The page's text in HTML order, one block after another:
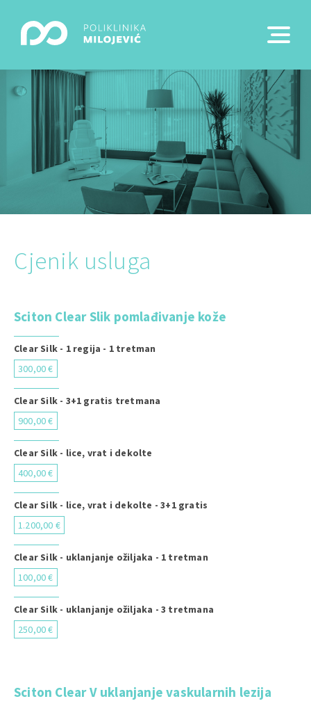
Cjenik usluga
Sciton Clear Slik pomlađivanje kože
Clear Silk - 1 regija - 1 tretman
300,00 €
Clear Silk - 3+1 gratis tretmana
900,00 €
Clear Silk - lice, vrat i dekolte
400,00 €
Clear Silk - lice, vrat i dekolte - 3+1 gratis
1.200,00 €
Clear Silk - uklanjanje ožiljaka - 1 tretman
100,00 €
Clear Silk - uklanjanje ožiljaka - 3 tretmana
250,00 €
Sciton Clear V uklanjanje vaskularnih lezija